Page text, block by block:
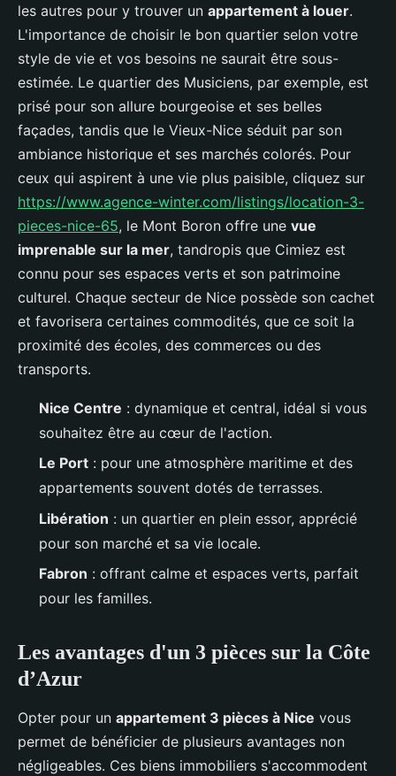
les autres pour y trouver un appartement à louer.
L'importance de choisir le bon quartier selon votre
style de vie et vos besoins ne saurait être sous-
estimée. Le quartier des Musiciens, par exemple, est
prisé pour son allure bourgeoise et ses belles
façades, tandis que le Vieux-Nice séduit par son
ambiance historique et ses marchés colorés. Pour
ceux qui aspirent à une vie plus paisible, cliquez sur
https://www.agence-winter.com/listings/location-3-
pieces-nice-65, le Mont Boron offre une vue
imprenable sur la mer, tandropis que Cimiez est
connu pour ses espaces verts et son patrimoine
culturel. Chaque secteur de Nice possède son cachet
et favorisera certaines commodités, que ce soit la
proximité des écoles, des commerces ou des
transports.
Nice Centre : dynamique et central, idéal si vous
souhaitez être au cœur de l'action.
Le Port : pour une atmosphère maritime et des
appartements souvent dotés de terrasses.
Libération : un quartier en plein essor, apprécié
pour son marché et sa vie locale.
Fabron : offrant calme et espaces verts, parfait
pour les familles.
Les avantages d'un 3 pièces sur la Côte
d’Azur
Opter pour un appartement 3 pièces à Nice vous
permet de bénéficier de plusieurs avantages non
négligeables. Ces biens immobiliers s'accommodent